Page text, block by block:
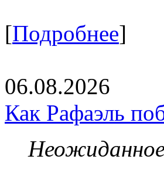
[Подробнее]
06.08.2026
Как Рафаэль
Неожиданное